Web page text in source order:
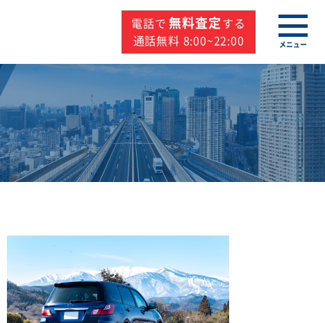
電話で 無料査定する
通話無料 8:00~22:00
メニュー